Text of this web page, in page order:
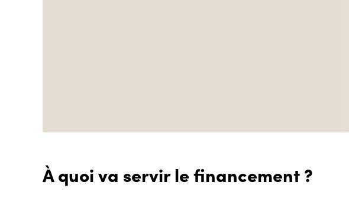
À quoi va servir le financement ?